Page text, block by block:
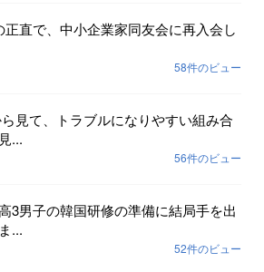
正直で、中小企業家同友会に再入会し
58件のビュー
見て、トラブルになりやすい組み合
...
56件のビュー
3男子の韓国研修の準備に結局手を出
...
52件のビュー